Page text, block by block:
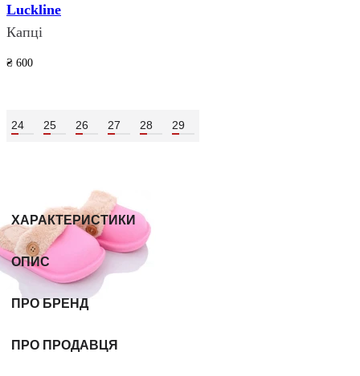
Luckline
Капці
₴ 600
24 25 26 27 28 29
ХАРАКТЕРИСТИКИ
ОПИС
ПРО БРЕНД
ПРО ПРОДАВЦЯ